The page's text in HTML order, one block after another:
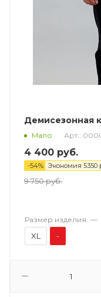
Демисезонная
Мало Арт.:
4 400 руб.
-54% Экономия 5350
9 750руб.
Размер изделия —
XL -